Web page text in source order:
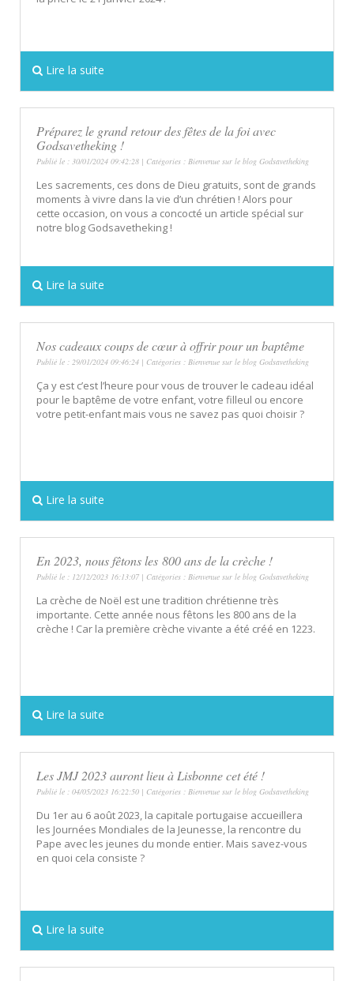
Lire la suite
Préparez le grand retour des fêtes de la foi avec
Godsavetheking !
Publié le : 30/01/2024 09:42:28 | Catégories : Bienvenue sur le blog Godsavetheking
Les sacrements, ces dons de Dieu gratuits, sont de grands
moments à vivre dans la vie d’un chrétien ! Alors pour
cette occasion, on vous a concocté un article spécial sur
notre blog Godsavetheking !
Lire la suite
Nos cadeaux coups de cœur à offrir pour un baptême
Publié le : 29/01/2024 09:46:24 | Catégories : Bienvenue sur le blog Godsavetheking
Ça y est c’est l’heure pour vous de trouver le cadeau idéal
pour le baptême de votre enfant, votre filleul ou encore
votre petit-enfant mais vous ne savez pas quoi choisir ?
Lire la suite
En 2023, nous fêtons les 800 ans de la crèche !
Publié le : 12/12/2023 16:13:07 | Catégories : Bienvenue sur le blog Godsavetheking
La crèche de Noël est une tradition chrétienne très
importante. Cette année nous fêtons les 800 ans de la
crèche ! Car la première crèche vivante a été créé en 1223.
Lire la suite
Les JMJ 2023 auront lieu à Lisbonne cet été !
Publié le : 04/05/2023 16:22:50 | Catégories : Bienvenue sur le blog Godsavetheking
Du 1er au 6 août 2023, la capitale portugaise accueillera
les Journées Mondiales de la Jeunesse, la rencontre du
Pape avec les jeunes du monde entier. Mais savez-vous
en quoi cela consiste ?
Lire la suite